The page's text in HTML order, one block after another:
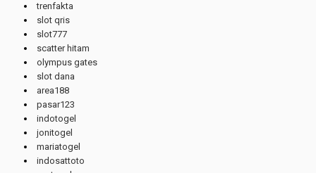
trenfakta
slot qris
slot777
scatter hitam
olympus gates
slot dana
area188
pasar123
indotogel
jonitogel
mariatogel
indosattoto